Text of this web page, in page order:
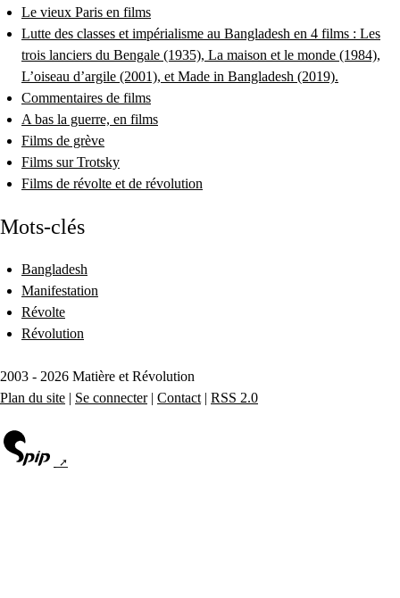
Le vieux Paris en films
Lutte des classes et impérialisme au Bangladesh en 4 films : Les
trois lanciers du Bengale (1935), La maison et le monde (1984),
L’oiseau d’argile (2001), et Made in Bangladesh (2019).
Commentaires de films
A bas la guerre, en films
Films de grève
Films sur Trotsky
Films de révolte et de révolution
Mots-clés
Bangladesh
Manifestation
Révolte
Révolution
2003 - 2026 Matière et Révolution
Plan du site | Se connecter| Contact | RSS 2.0